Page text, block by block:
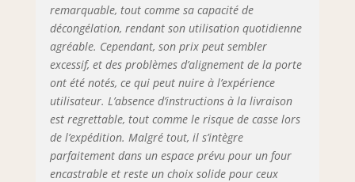
remarquable, tout comme sa capacité de
décongélation, rendant son utilisation quotidienne
agréable. Cependant, son prix peut sembler
excessif, et des problèmes d’alignement de la porte
ont été notés, ce qui peut nuire à l’expérience
utilisateur. L’absence d’instructions à la livraison
est regrettable, tout comme le risque de casse lors
de l’expédition. Malgré tout, il s’intègre
parfaitement dans un espace prévu pour un four
encastrable et reste un choix solide pour ceux